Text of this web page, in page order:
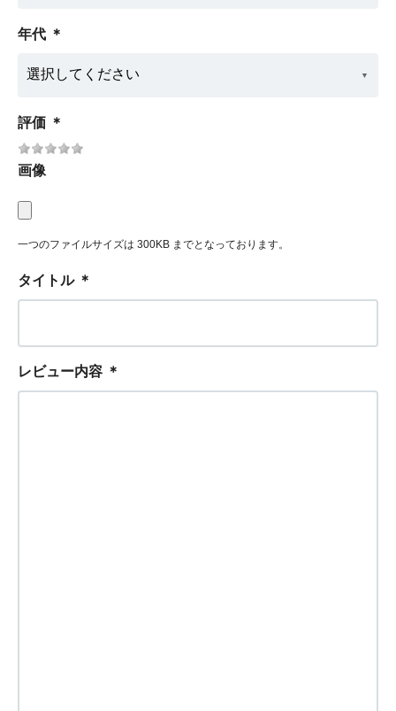
年代 ＊
評価 ＊
画像
一つのファイルサイズは 300KB までとなっております。
タイトル ＊
レビュー内容 ＊